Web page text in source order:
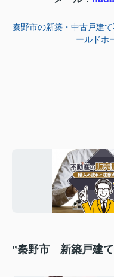
秦野市の新築・中古戸建
ールドホ
”秦野市 新築戸建